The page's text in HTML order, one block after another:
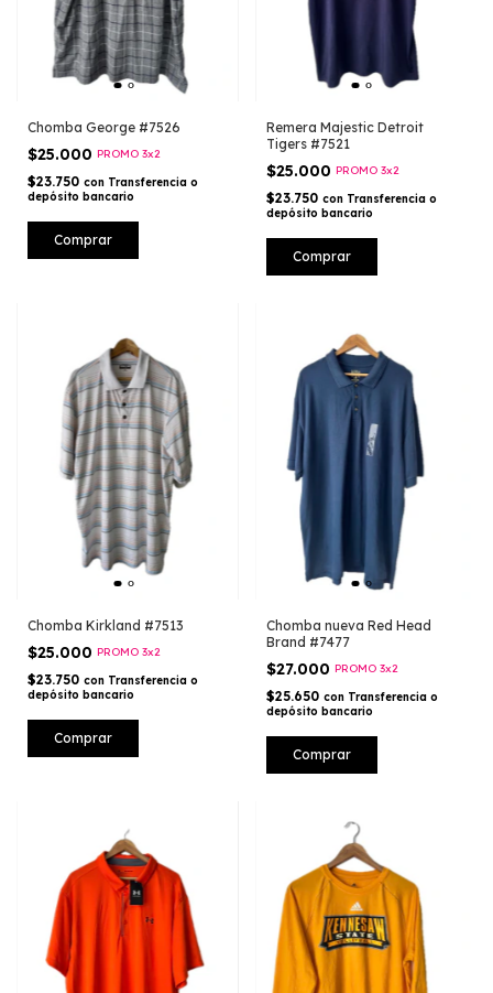
Chomba George #7526
$25.000 PROMO 3x2
$23.750 con Transferencia o
depósito bancario
Comprar
Remera Majestic Detroit
Tigers #7521
$25.000 PROMO 3x2
$23.750 con Transferencia o
depósito bancario
Comprar
Chomba Kirkland #7513
$25.000 PROMO 3x2
$23.750 con Transferencia o
depósito bancario
Comprar
Chomba nueva Red Head
Brand #7477
$27.000 PROMO 3x2
$25.650 con Transferencia o
depósito bancario
Comprar